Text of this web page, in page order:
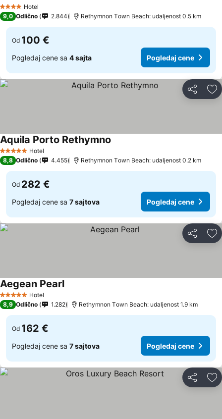
4 ZvezdiceHotel
9,0 Odlično 2.844 Rethymnon Τown Beach: udaljenost 0.5 km
Od 100 €
Pogledaj cene sa 4 sajta Pogledaj cene
Deli
5 ZvezdiceHotel
Aquila Porto Rethymno
8,8 Odlično 4.455 Rethymnon Τown Beach: udaljenost 0.2 km
Od 282 €
Pogledaj cene sa 7 sajtova Pogledaj cene
Deli
5 ZvezdiceHotel
Aegean Pearl
8,9 Odlično 1.282 Rethymnon Τown Beach: udaljenost 1.9 km
Od 162 €
Pogledaj cene sa 7 sajtova Pogledaj cene
Deli